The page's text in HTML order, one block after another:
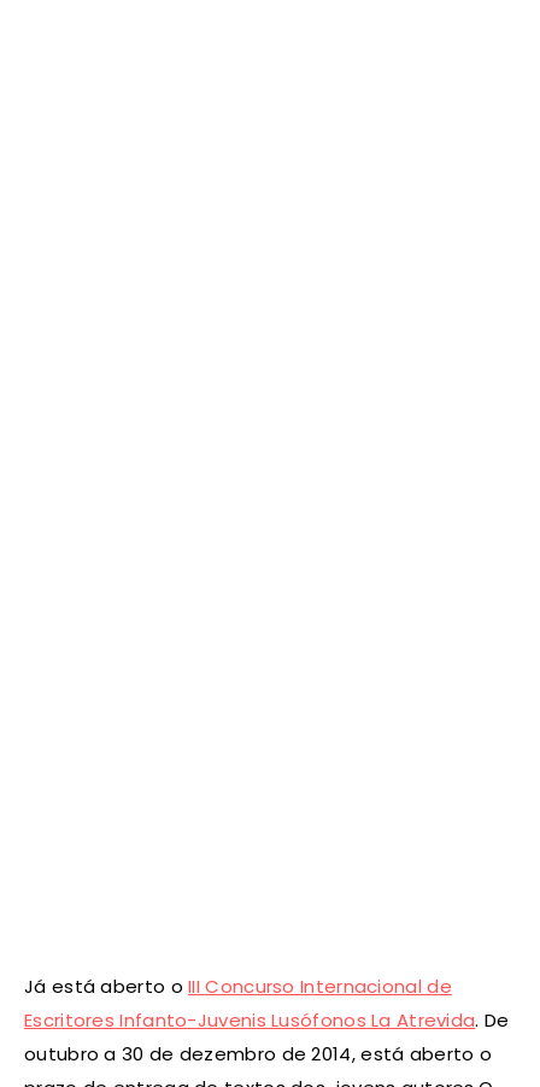
Já está aberto oIII Concurso Internacional de
Escritores Infanto-Juvenis Lusófonos La Atrevida. De
outubro a 30 de dezembro de 2014, está aberto o